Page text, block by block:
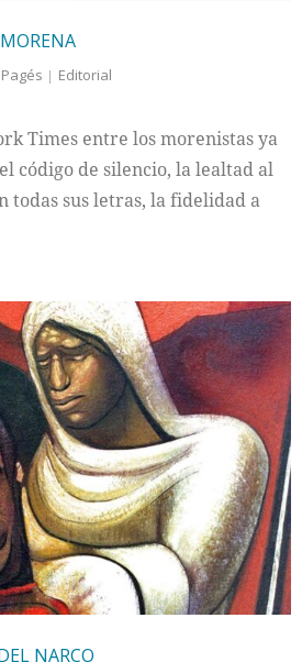
Editorial
Times entre los morenistas ya
código de silencio, la lealtad al
todas sus letras, la fidelidad a
NARCO